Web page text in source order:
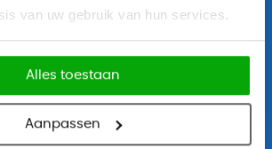
van uw gebruik van hun services.
Alles toestaan
Aanpassen